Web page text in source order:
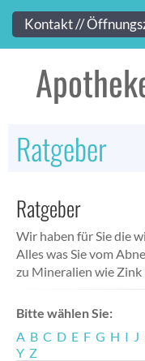
Kontakt
Ratgeber
Ratgeber
Wir haben für Sie die
Alles was Sie vom
zu Mineralien wie
Bitte wählen Sie:
A B C D E F G H I J
Y Z
Kontakt //